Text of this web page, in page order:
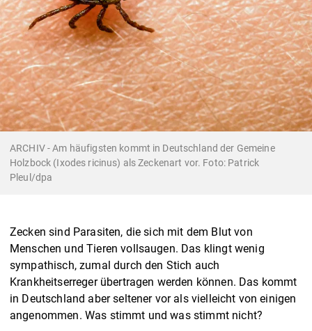
ARCHIV - Am häufigsten kommt in Deutschland der Gemeine
Holzbock (Ixodes ricinus) als Zeckenart vor. Foto: Patrick
Pleul/dpa
Zecken sind Parasiten, die sich mit dem Blut von
Menschen und Tieren vollsaugen. Das klingt wenig
sympathisch, zumal durch den Stich auch
Krankheitserreger übertragen werden können. Das kommt
in Deutschland aber seltener vor als vielleicht von einigen
angenommen. Was stimmt und was stimmt nicht?